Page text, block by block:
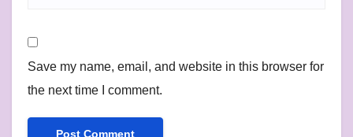
Save my name, email, and website in this browser for
the next time I comment.